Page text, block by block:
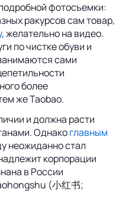
фотосъемки:
ракурсов сам товар,
, желательно на видео.
по чистке обуви и
сами
более
же Taobao.
и должна расти
Однакоглавным
неожиданно стал
корпорации
в России
(小红书;